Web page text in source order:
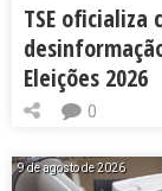
TSE oficializa
Eleições 2026
0
9 de agosto de 2026